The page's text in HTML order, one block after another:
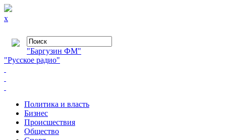
x
"Баргузин ФМ"
"Русское радио"
Политика и власть
Бизнес
Происшествия
Общество